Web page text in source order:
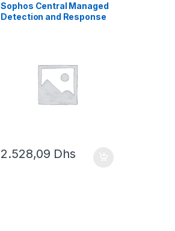
Sophos Central Managed
Detection and Response
2.528,09 Dhs